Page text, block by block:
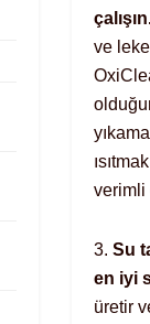
ve
verimli
3. Su
en iyi
üretir